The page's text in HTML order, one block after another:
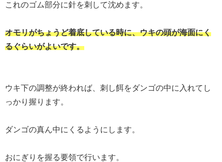
これのゴム部分に針を刺して沈めます。
オモリがちょうど着底している時に、ウキの頭が海面にく
るぐらいがよいです。
ウキ下の調整が終われば、刺し餌をダンゴの中に入れてし
っかり握ります。
ダンゴの真ん中にくるようにします。
おにぎりを握る要領で行います。